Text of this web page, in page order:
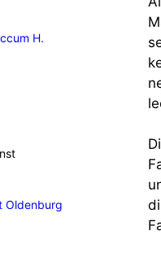
H.
Oldenburg